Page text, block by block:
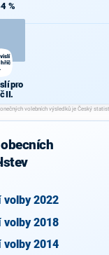
%
pro
II.
volby 2022
volby 2018
volby 2014